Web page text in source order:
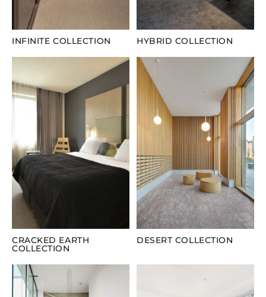
INFINITE COLLECTION HYBRID COLLECTION
CRACKED EARTH
COLLECTION
DESERT COLLECTION